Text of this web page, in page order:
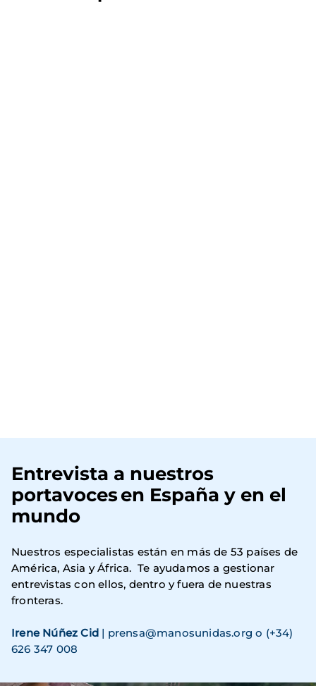
Entrevista a nuestros
portavoces en España y en el
mundo
Nuestros especialistas están en más de 53 países de
América, Asia y África. Te ayudamos a gestionar
entrevistas con ellos, dentro y fuera de nuestras
fronteras.
Irene Núñez Cid | prensa@manosunidas.org o (+34)
626 347 008